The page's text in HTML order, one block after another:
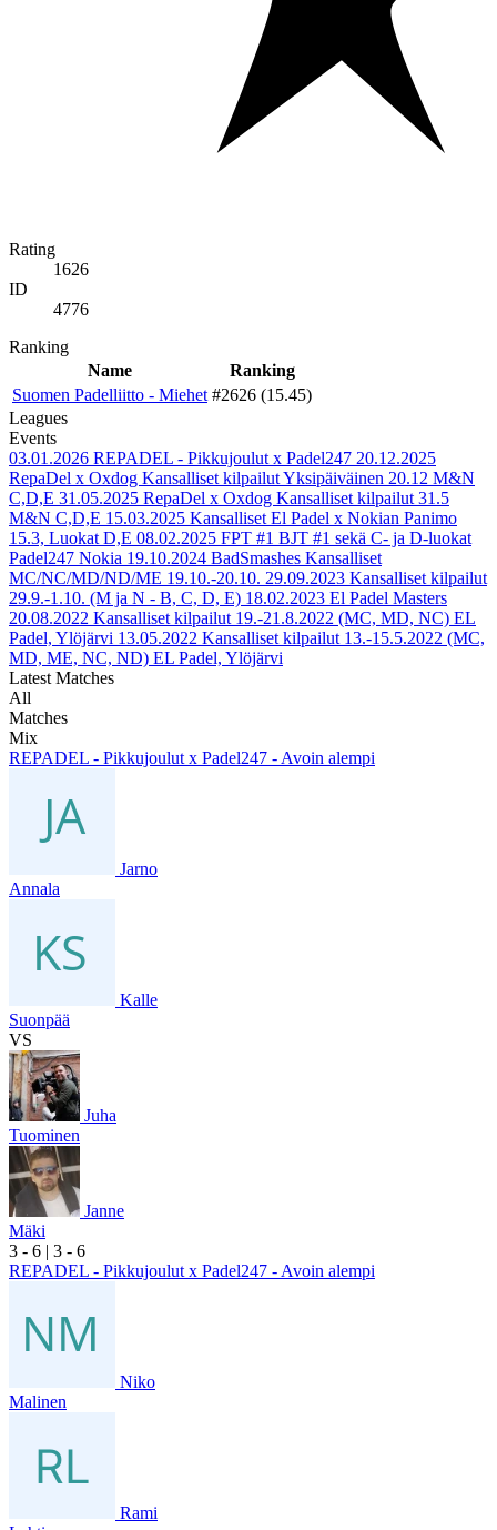
Rating
1626
ID
4776
Ranking
Name
Ranking
Suomen Padelliitto - Miehet #2626 (15.45)
Leagues
Events
03.01.2026 REPADEL - Pikkujoulut x Padel247 20.12.2025
RepaDel x Oxdog Kansalliset kilpailut Yksipäiväinen 20.12 M&N
C,D,E 31.05.2025 RepaDel x Oxdog Kansalliset kilpailut 31.5
M&N C,D,E 15.03.2025 Kansalliset El Padel x Nokian Panimo
15.3, Luokat D,E 08.02.2025 FPT #1 BJT #1 sekä C- ja D-luokat
Padel247 Nokia 19.10.2024 BadSmashes Kansalliset
MC/NC/MD/ND/ME 19.10.-20.10. 29.09.2023 Kansalliset kilpailut
29.9.-1.10. (M ja N - B, C, D, E) 18.02.2023 El Padel Masters
20.08.2022 Kansalliset kilpailut 19.-21.8.2022 (MC, MD, NC) EL
Padel, Ylöjärvi 13.05.2022 Kansalliset kilpailut 13.-15.5.2022 (MC,
MD, ME, NC, ND) EL Padel, Ylöjärvi
Latest Matches
All
Matches
Mix
REPADEL - Pikkujoulut x Padel247 - Avoin alempi
Jarno
Annala
Kalle
Suonpää
VS
Juha
Tuominen
Janne
Mäki
3 - 6 | 3 - 6
REPADEL - Pikkujoulut x Padel247 - Avoin alempi
Niko
Malinen
Rami